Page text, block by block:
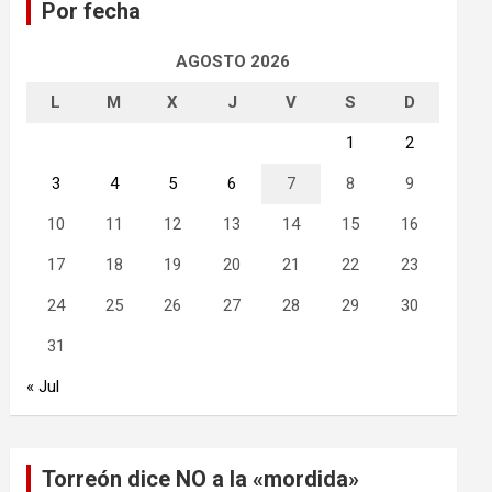
Por fecha
AGOSTO 2026
L M X J V S D
1 2
3 4 5 6 7 8 9
10 11 12 13 14 15 16
17 18 19 20 21 22 23
24 25 26 27 28 29 30
31
« Jul
Torreón dice NO a la «mordida»